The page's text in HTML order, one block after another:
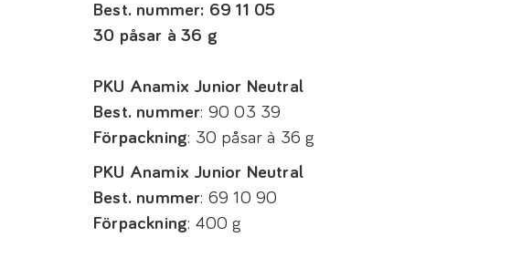
Best. nummer: 69 11 05
30 påsar à 36 g
PKU Anamix Junior Neutral
Best. nummer: 90 03 39
Förpackning: 30 påsar à 36 g
PKU Anamix Junior Neutral
Best. nummer: 69 10 90
Förpackning: 400 g